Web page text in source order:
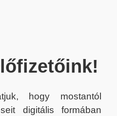
hogy mostantól
digitális formában